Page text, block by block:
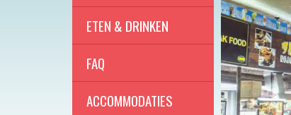
ETEN & DRINKEN
FAQ
ACCOMMODATIES